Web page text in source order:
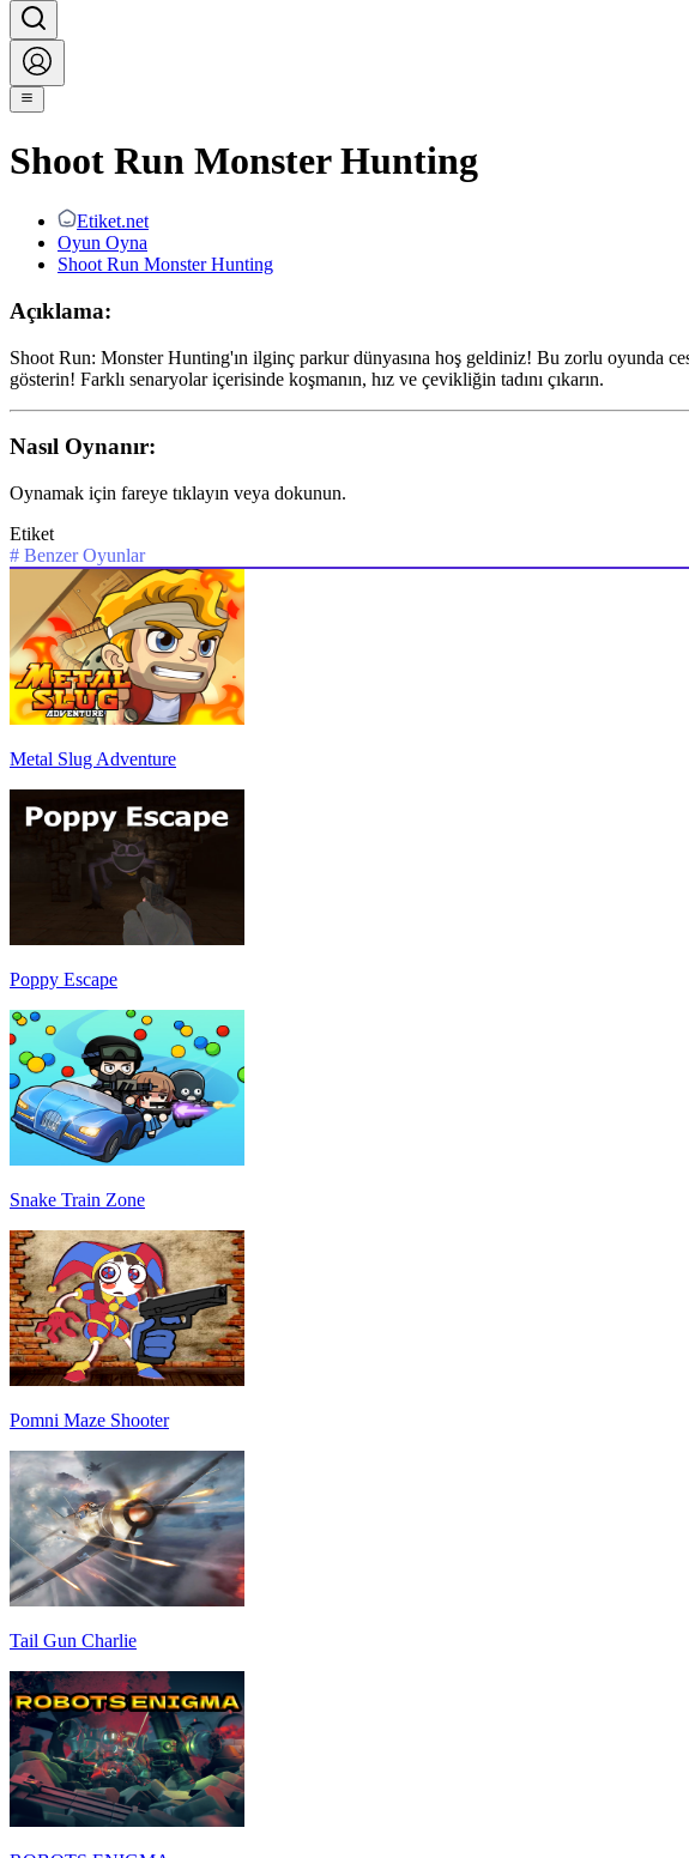
Shoot Run Monster Hunting
Etiket.net
Oyun Oyna
Shoot Run Monster Hunting
Açıklama:
Shoot Run: Monster Hunting'ın ilginç parkur dünyasına hoş geldiniz! Bu zorlu oyunda
gösterin! Farklı senaryolar içerisinde koşmanın, hız ve çevikliğin tadını çıkarın.
Nasıl Oynanır:
Oynamak için fareye tıklayın veya dokunun.
Etiket
# Benzer Oyunlar
Metal Slug Adventure
Poppy Escape
Snake Train Zone
Pomni Maze Shooter
Tail Gun Charlie